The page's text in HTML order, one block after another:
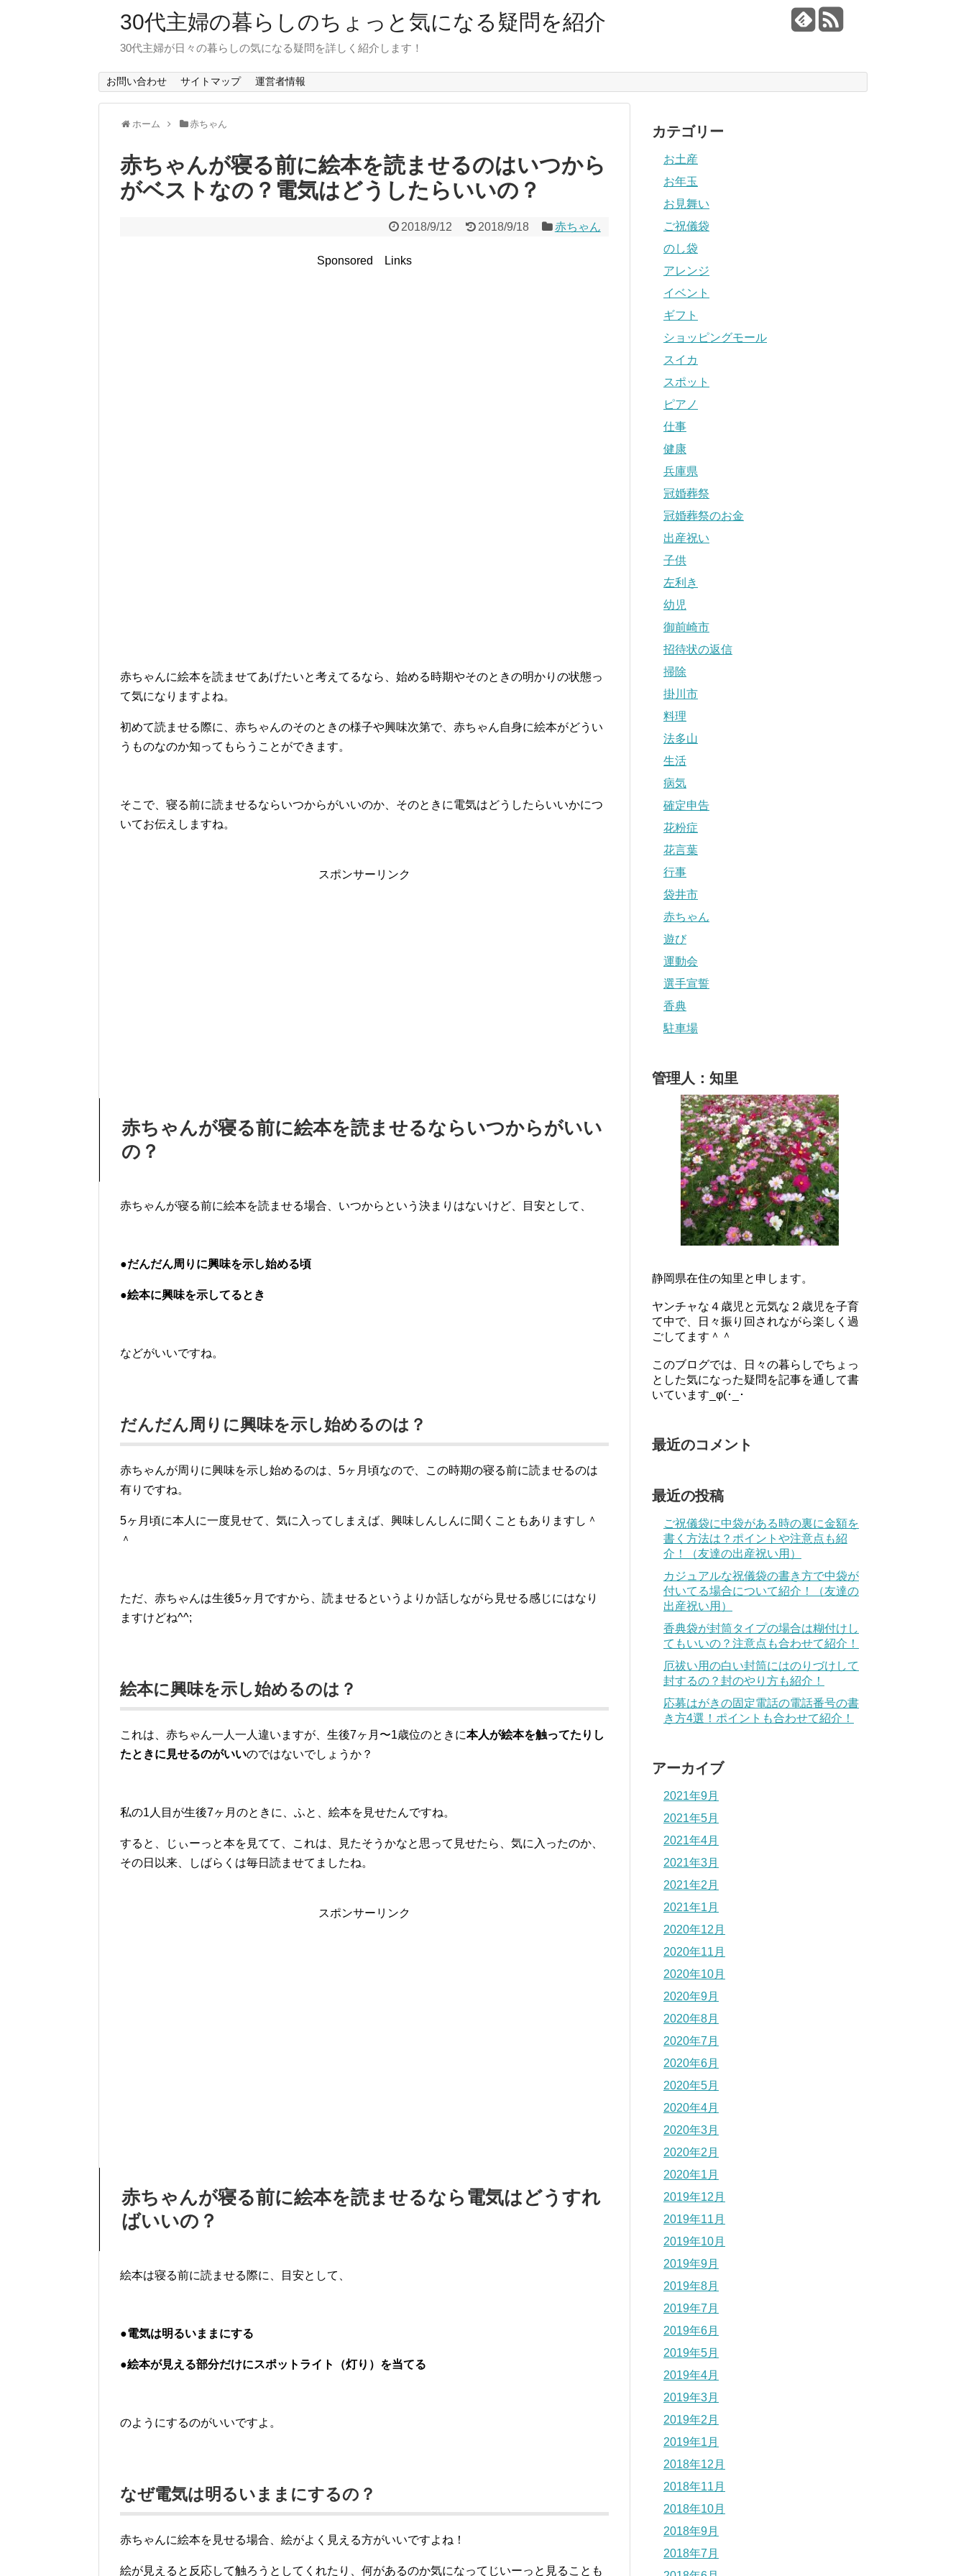
30代主婦の暮らしのちょっと気になる疑問を紹介
30代主婦が日々の暮らしの気になる疑問を詳しく紹介します！
お問い合わせ サイトマップ 運営者情報
ホーム 赤ちゃん
赤ちゃんが寝る前に絵本を読ませるのはいつから
がベストなの？電気はどうしたらいいの？
2018/9/12 2018/9/18 赤ちゃん
Sponsored Links
赤ちゃんに絵本を読ませてあげたいと考えてるなら、始める時期やそのときの明かりの状態っ
て気になりますよね。
初めて読ませる際に、赤ちゃんのそのときの様子や興味次第で、赤ちゃん自身に絵本がどうい
うものなのか知ってもらうことができます。
そこで、寝る前に読ませるならいつからがいいのか、そのときに電気はどうしたらいいかにつ
いてお伝えしますね。
スポンサーリンク
赤ちゃんが寝る前に絵本を読ませるならいつからがいい
の？
赤ちゃんが寝る前に絵本を読ませる場合、いつからという決まりはないけど、目安として、
●だんだん周りに興味を示し始める頃
●絵本に興味を示してるとき
などがいいですね。
だんだん周りに興味を示し始めるのは？
赤ちゃんが周りに興味を示し始めるのは、5ヶ月頃なので、この時期の寝る前に読ませるのは
有りですね。
5ヶ月頃に本人に一度見せて、気に入ってしまえば、興味しんしんに聞くこともありますし＾
＾
ただ、赤ちゃんは生後5ヶ月ですから、読ませるというよりか話しながら見せる感じにはなり
ますけどね^^;
絵本に興味を示し始めるのは？
これは、赤ちゃん一人一人違いますが、生後7ヶ月〜1歳位のときに本人が絵本を触ってたりし
たときに見せるのがいいのではないでしょうか？
私の1人目が生後7ヶ月のときに、ふと、絵本を見せたんですね。
すると、じぃーっと本を見てて、これは、見たそうかなと思って見せたら、気に入ったのか、
その日以来、しばらくは毎日読ませてましたね。
スポンサーリンク
赤ちゃんが寝る前に絵本を読ませるなら電気はどうすれ
ばいいの？
絵本は寝る前に読ませる際に、目安として、
●電気は明るいままにする
●絵本が見える部分だけにスポットライト（灯り）を当てる
のようにするのがいいですよ。
なぜ電気は明るいままにするの？
赤ちゃんに絵本を見せる場合、絵がよく見える方がいいですよね！
絵が見えると反応して触ろうとしてくれたり、何があるのか気になってじいーっと見ることも
カテゴリー
お土産
お年玉
お見舞い
ご祝儀袋
のし袋
アレンジ
イベント
ギフト
ショッピングモール
スイカ
スポット
ピアノ
仕事
健康
兵庫県
冠婚葬祭
冠婚葬祭のお金
出産祝い
子供
左利き
幼児
御前崎市
招待状の返信
掃除
掛川市
料理
法多山
生活
病気
確定申告
花粉症
花言葉
行事
袋井市
赤ちゃん
遊び
運動会
選手宣誓
香典
駐車場
管理人：知里
静岡県在住の知里と申します。
ヤンチャな４歳児と元気な２歳児を子育
て中で、日々振り回されながら楽しく過
ごしてます＾＾
このブログでは、日々の暮らしでちょっ
とした気になった疑問を記事を通して書
いています_φ(･_･
最近のコメント
最近の投稿
ご祝儀袋に中袋がある時の裏に金額を
書く方法は？ポイントや注意点も紹
介！（友達の出産祝い用）
カジュアルな祝儀袋の書き方で中袋が
付いてる場合について紹介！（友達の
出産祝い用）
香典袋が封筒タイプの場合は糊付けし
てもいいの？注意点も合わせて紹介！
厄祓い用の白い封筒にはのりづけして
封するの？封のやり方も紹介！
応募はがきの固定電話の電話番号の書
き方4選！ポイントも合わせて紹介！
アーカイブ
2021年9月
2021年5月
2021年4月
2021年3月
2021年2月
2021年1月
2020年12月
2020年11月
2020年10月
2020年9月
2020年8月
2020年7月
2020年6月
2020年5月
2020年4月
2020年3月
2020年2月
2020年1月
2019年12月
2019年11月
2019年10月
2019年9月
2019年8月
2019年7月
2019年6月
2019年5月
2019年4月
2019年3月
2019年2月
2019年1月
2018年12月
2018年11月
2018年10月
2018年9月
2018年7月